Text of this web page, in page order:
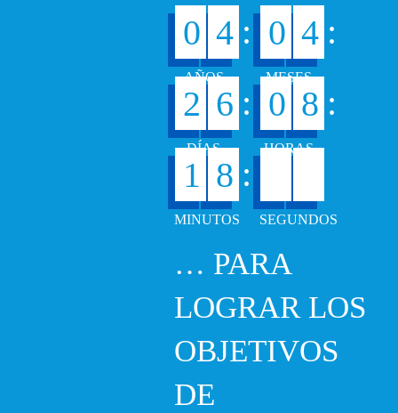
0 4 : 0 4 :
2 6 : 0 8 :
1 8 :
9
8
… PARA
LOGRAR LOS
OBJETIVOS
DE